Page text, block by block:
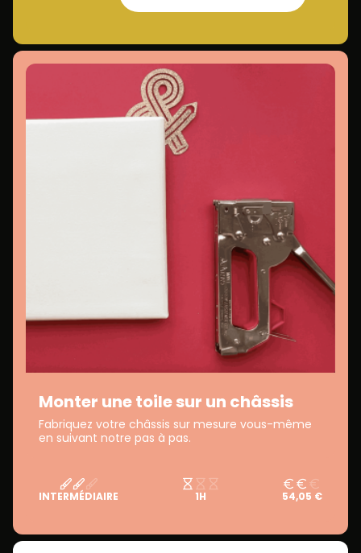
Monter une toile sur un châssis
Fabriquez votre châssis sur mesure vous-même
en suivant notre pas à pas.
INTERMÉDIAIRE 1H 54,05 €